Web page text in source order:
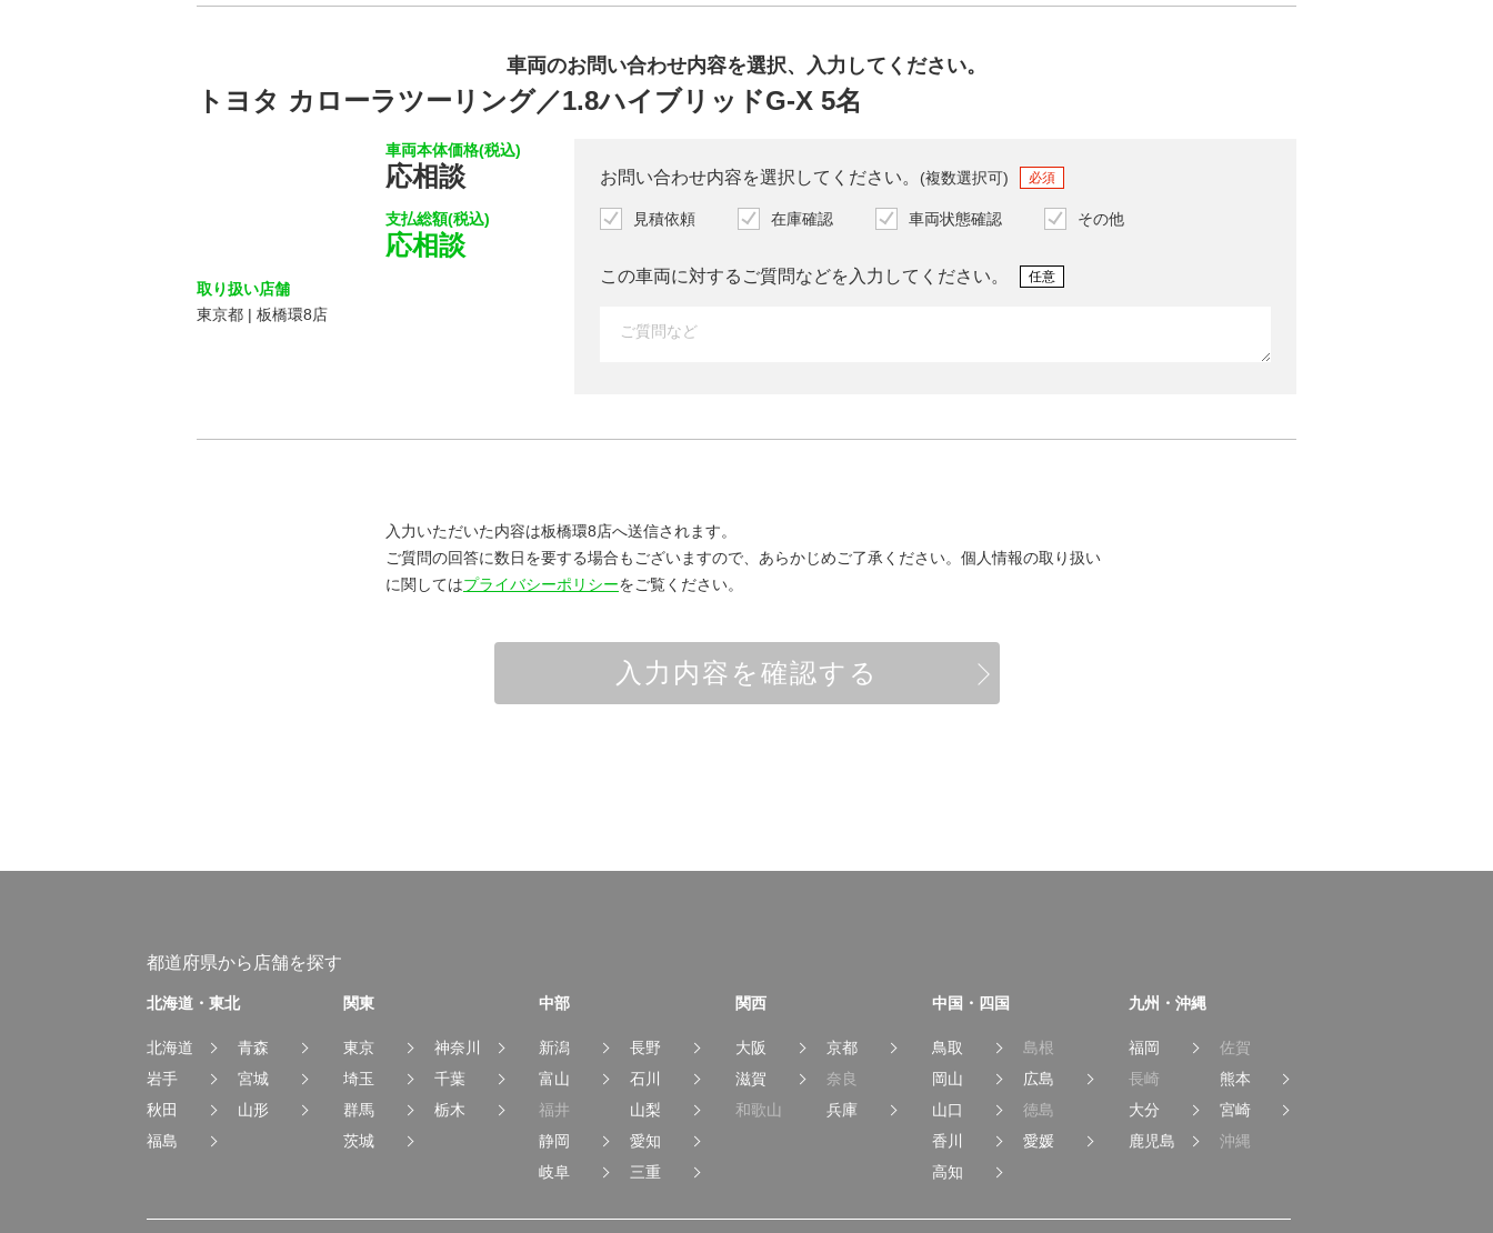
車両のお問い合わせ内容を選択、入力してください。
トヨタ カローラツーリング／1.8ハイブリッドG-X 5名
車両本体価格(税込)
応相談
支払総額(税込)
応相談
取り扱い店舗
東京都 | 板橋環8店
お問い合わせ内容を選択してください。 (複数選択可) 必須
見積依頼 在庫確認 車両状態確認 その他
この車両に対するご質問などを入力して ください。 任意
入力いただいた内容は板橋環8店へ送信されます。
ご質問の回答に数日を要する場合もございますので、あらかじめご了承ください。 個人情報の取り扱い
に関してはプライバシーポリシーをご覧ください。
入力内容を確認する
都道府県から店舗を探す
北海道・東北
北海道
青森
岩手
宮城
秋田
山形
福島
関東
東京
神奈川
埼玉
千葉
群馬
栃木
茨城
中部
新潟
長野
富山
石川
福井
山梨
静岡
愛知
岐阜
三重
関西
大阪
京都
滋賀
奈良
和歌山
兵庫
中国・四国
鳥取
島根
岡山
広島
山口
徳島
香川
愛媛
高知
九州・沖縄
福岡
佐賀
長崎
熊本
大分
宮崎
鹿児島
沖縄